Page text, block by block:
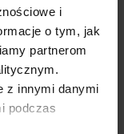
i
o tym, jak
partnerom
z innymi danymi
podczas